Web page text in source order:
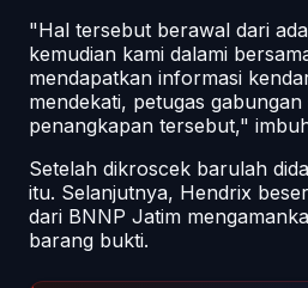
"Hal tersebut berawal dari
kemudian kami dalami
mendapatkan informasi
mendekati, petugas
penangkapan tersebut,"
Setelah dikroscek barulah
itu. Selanjutnya, Hendrix
dari BNNP Jatim
barang bukti.